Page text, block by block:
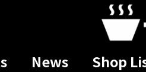
News Shop